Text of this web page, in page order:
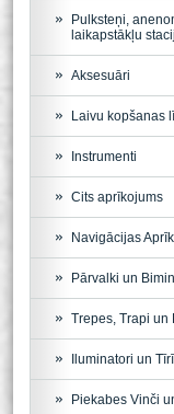
Pulksteņi,
laikapstākļu
Aksesuāri
Laivu kopšanas
Instrumenti
Cits aprīkojums
Navigācijas
Pārvalki un
Trepes, Trapi un
Iluminatori un
Piekabes Vinči